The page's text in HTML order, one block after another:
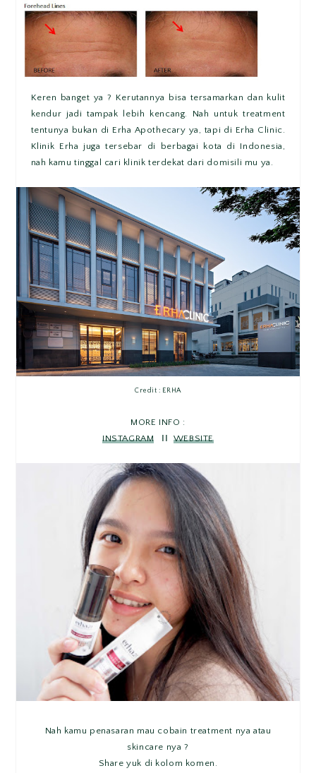
Keren banget ya ? Kerutannya bisa tersamarkan dan kulit
kendur jadi tampak lebih kencang. Nah untuk treatment
tentunya bukan di Erha Apothecary ya, tapi di Erha Clinic.
Klinik Erha juga tersebar di berbagai kota di Indonesia,
nah kamu tinggal cari klinik terdekat dari domisili mu ya.
Credit : ERHA
MORE INFO :
INSTAGRAM
WEBSITE
Nah kamu penasaran mau cobain treatment nya atau
skincare nya ?
Share yuk di kolom komen.